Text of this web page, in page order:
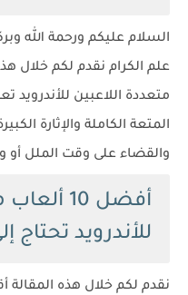
السلام عليكم ورحمة الله
علم الكرام نقدم لكم خلال
متعددة اللاعبين للأندرويد
المتعة الكاملة والإثارة
والقضاء على وقت الملل أو
أفضل 10
للأندرويد تحتاج